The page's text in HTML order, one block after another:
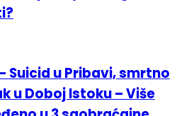
Suicid u Pribavi, smrtno
u Doboj Istoku – Više
u 3 saobraćajne